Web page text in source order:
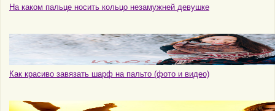
На каком пальце носить кольцо незамужней девушке
Как красиво завязать шарф на пальто (фото и видео)